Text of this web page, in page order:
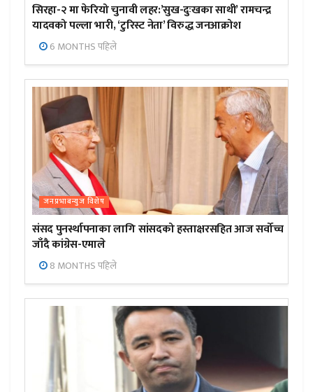
सिरहा-२ मा फेरियो चुनावी लहर:’सुख-दुःखका साथी’ रामचन्द्र
यादवको पल्ला भारी, ‘टुरिस्ट नेता’ विरुद्ध जनआक्रोश
6 MONTHS पहिले
जनप्रभाबन्युज विशेष
संसद पुनर्स्थापनाका लागि सांसदको हस्ताक्षरसहित आज सर्वोच्च
जाँदै कांग्रेस-एमाले
8 MONTHS पहिले